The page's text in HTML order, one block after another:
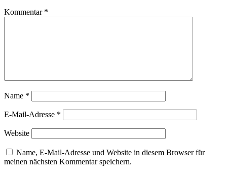
Kommentar *
Name *
E-Mail-Adresse *
Website
Name, E-Mail-Adresse und Website in diesem Browser für
meinen nächsten Kommentar speichern.